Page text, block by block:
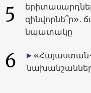
5
նպատակը
6
«Հայաստան-